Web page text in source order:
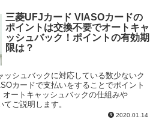
三菱UFJカード VIASOカードの
ポイントは交換不要でオートキャ
ッシュバック！ポイントの有効期
限は？
シュバックに対応している数少ないク
カードで支払いをすることでポイント
ートキャッシュバックの仕組みや
ご説明します。
2020.01.14